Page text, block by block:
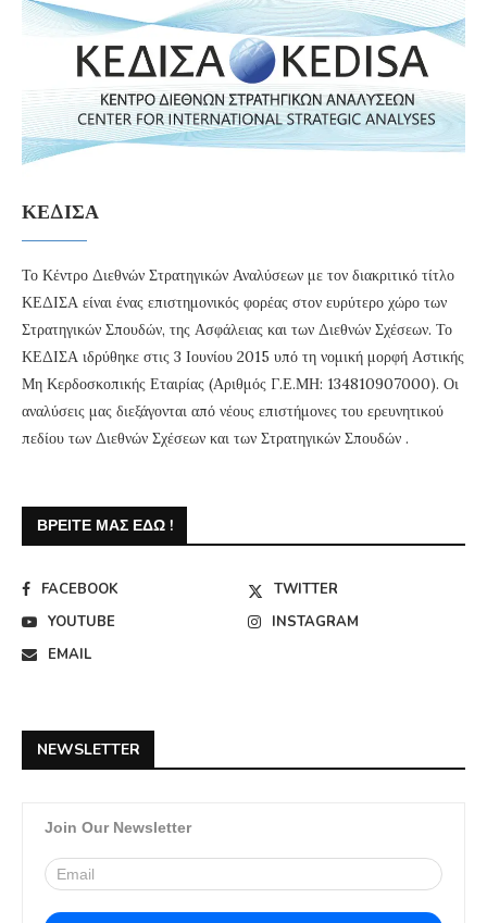
ΚΕΔΙΣΑ
Το Κέντρο Διεθνών Στρατηγικών Αναλύσεων με τον διακριτικό τίτλο
ΚΕΔΙΣΑ είναι ένας επιστημονικός φορέας στον ευρύτερο χώρο των
Στρατηγικών Σπουδών, της Ασφάλειας και των Διεθνών Σχέσεων. Το
ΚΕΔΙΣΑ ιδρύθηκε στις 3 Ιουνίου 2015 υπό τη νομική μορφή Αστικής
Μη Κερδοσκοπικής Εταιρίας (Αριθμός Γ.Ε.ΜΗ: 134810907000). Οι
αναλύσεις μας διεξάγονται από νέους επιστήμονες του ερευνητικού
πεδίου των Διεθνών Σχέσεων και των Στρατηγικών Σπουδών .
ΒΡΕΊΤΕ ΜΑΣ ΕΔΏ !
FACEBOOK
TWITTER
YOUTUBE
INSTAGRAM
EMAIL
NEWSLETTER
Join Our Newsletter